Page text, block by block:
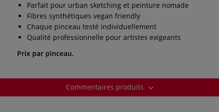
Parfait pour urban sketching et peinture nomade
Fibres synthétiques vegan friendly
Chaque pinceau testé individuellement
Qualité professionnelle pour artistes exigeants
Prix par pinceau.
Commentaires produits